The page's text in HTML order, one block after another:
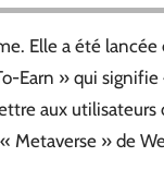
Elle a été
Earn » qui signifie
aux utilisateurs
Metaverse » de